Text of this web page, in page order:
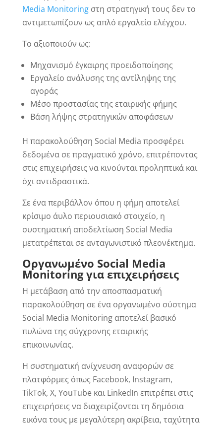
Media Monitoringστη στρατηγική τους δεν το
αντιμετωπίζουν ως απλό εργαλείο ελέγχου.
Το αξιοποιούν ως:
Μηχανισμό έγκαιρης προειδοποίησης
Εργαλείο ανάλυσης της αντίληψης της
αγοράς
Μέσο προστασίας της εταιρικής φήμης
Βάση λήψης στρατηγικών αποφάσεων
Η παρακολούθηση Social Media προσφέρει
δεδομένα σε πραγματικό χρόνο, επιτρέποντας
στις επιχειρήσεις να κινούνται προληπτικά και
όχι αντιδραστικά.
Σε ένα περιβάλλον όπου η φήμη αποτελεί
κρίσιμο άυλο περιουσιακό στοιχείο, η
συστηματική αποδελτίωση Social Media
μετατρέπεται σε ανταγωνιστικό πλεονέκτημα.
Οργανωμένο Social Media
Monitoring για επιχειρήσεις
Η μετάβαση από την αποσπασματική
παρακολούθηση σε ένα οργανωμένο σύστημα
Social Media Monitoring αποτελεί βασικό
πυλώνα της σύγχρονης εταιρικής
επικοινωνίας.
Η συστηματική ανίχνευση αναφορών σε
πλατφόρμες όπως Facebook, Instagram,
TikTok, X, YouTube και LinkedIn επιτρέπει στις
επιχειρήσεις να διαχειρίζονται τη δημόσια
εικόνα τους με μεγαλύτερη ακρίβεια, ταχύτητα